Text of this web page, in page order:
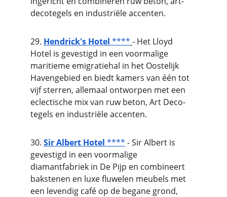
decotegels en industriële accenten.
29. Hendrick's Hotel **** - Het Lloyd
Hotel is gevestigd in een voormalige
maritieme emigratiehal in het Oostelijk
Havengebied en biedt kamers van één tot
vijf sterren, allemaal ontworpen met een
eclectische mix van ruw beton, Art Deco-
tegels en industriële accenten.
30. Sir Albert Hotel **** - Sir Albert is
gevestigd in een voormalige
diamantfabriek in De Pijp en combineert
bakstenen en luxe fluwelen meubels met
een levendig café op de begane grond,